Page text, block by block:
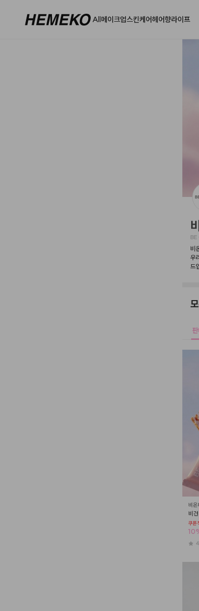
All메이크업스킨케어헤어향라이프
비
우
드
비
비
쿠폰
10